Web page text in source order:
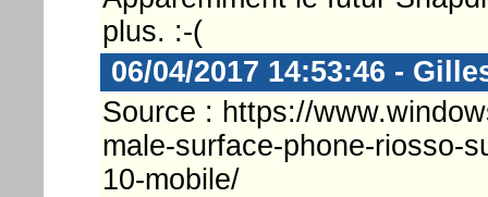
plus. :-(
06/04/2017 14:53:46 -
Source : https://
male-surface-phone-riosso-
10-mobile/